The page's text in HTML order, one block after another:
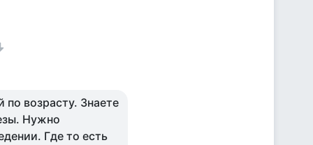
возрасту. Знаете
Нужно
Где то есть